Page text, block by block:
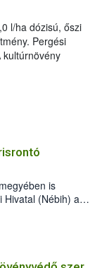
l/ha dózisú, őszi
Pergési
kultúrnövény
is
Hivatal (Nébih) a
jelenlétét. A
de már fertőzött
a szlovák